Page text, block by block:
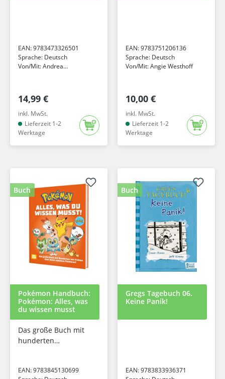
EAN:9783473326501
Sprache: Deutsch
Von/Mit:Andrea
14,99 €
inkl. MwSt.
Lieferzeit 1-2
Werktage
EAN:9783751206136
Sprache: Deutsch
Von/Mit:Angie Westhoff
10,00 €
inkl. MwSt.
Lieferzeit 1-2
Werktage
Buch
Pokémon Handbuch:
Pokémon: Alles, was
du wissen musst
Das große Buch mit
hunderten
Pokémon!
EAN:9783845130699
Buch
Gregs Tagebuch 06.
Keine Panik!
EAN:9783833936371